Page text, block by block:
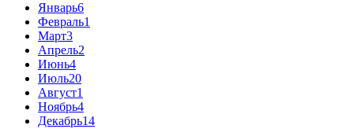
Январь6
Февраль1
Март3
Апрель2
Июнь4
Июль20
Август1
Ноябрь4
Декабрь14